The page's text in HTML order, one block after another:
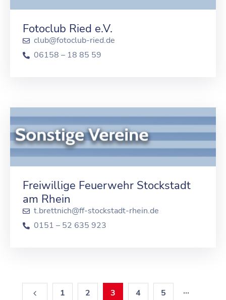
Fotoclub Ried e.V.
club@fotoclub-ried.de
06158 – 18 85 59
Freiwillige Feuerwehr Stockstadt
am Rhein
t.brettnich@ff-stockstadt-rhein.de
0151 – 52 635 923
1 2 3 4 5 ...